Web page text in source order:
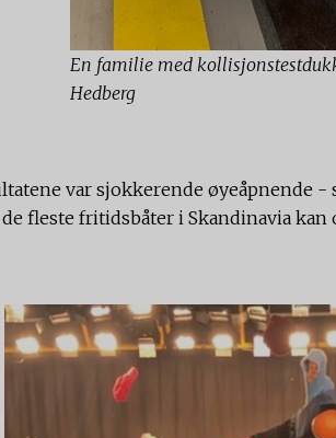
En familie med
Hedberg
var sjokkerende øyeåpnende
fleste fritidsbåter i Skandinavia